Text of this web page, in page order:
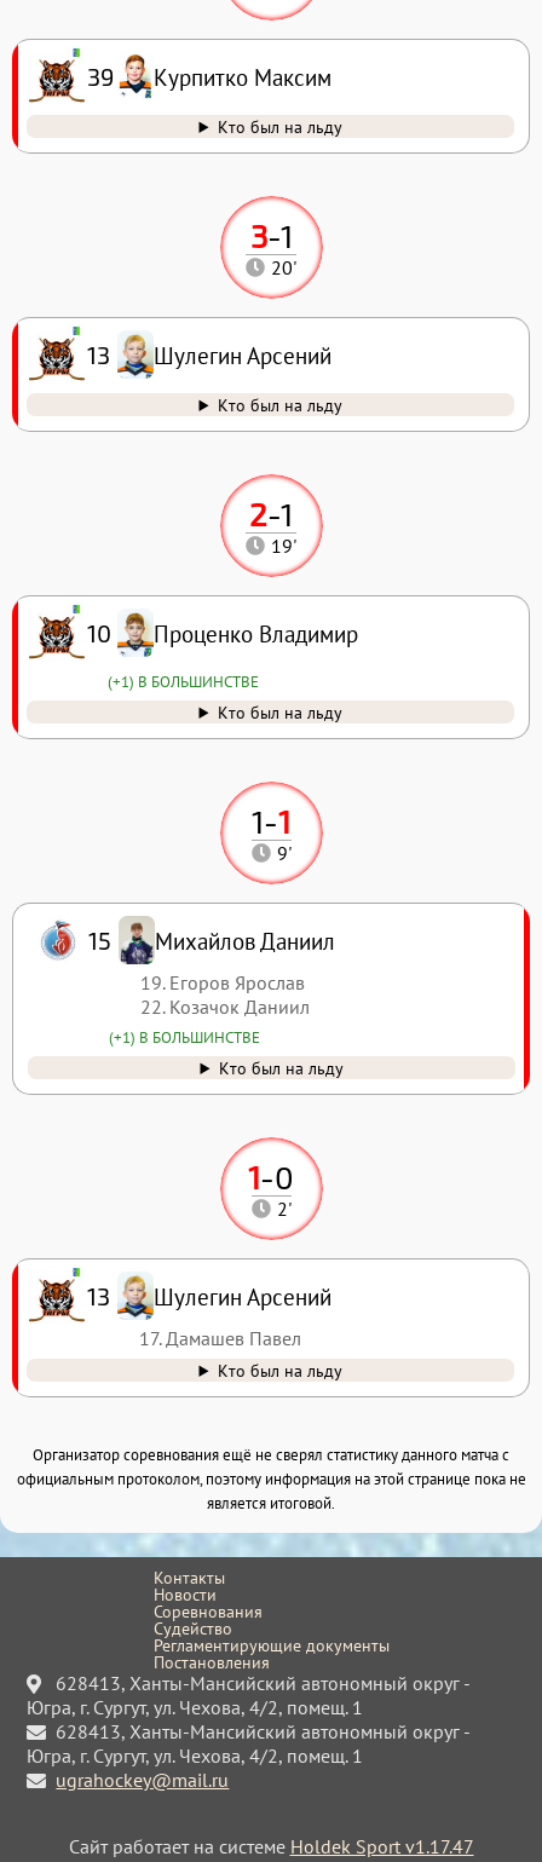
1-0
2'
13 Шулегин Арсений
17. Дамашев Павел
Кто был на льду
1-1
9'
15 Михайлов Даниил
19. Егоров Ярослав
22. Козачок Даниил
(+1) В БОЛЬШИНСТВЕ
Кто был на льду
2-1
19'
10 Проценко Владимир
(+1) В БОЛЬШИНСТВЕ
Кто был на льду
3-1
20'
13 Шулегин Арсений
Кто был на льду
39 Курпитко Максим
Кто был на льду
Организатор соревнования ещё не сверял статистику данного матча с
официальным протоколом, поэтому информация на этой странице пока не
является итоговой.
Контакты
Новости
Соревнования
Судейство
Регламентирующие документы
Постановления
628413, Ханты-Мансийский автономный округ -
Югра, г. Сургут, ул. Чехова, 4/2, помещ. 1
628413, Ханты-Мансийский автономный округ -
Югра, г. Сургут, ул. Чехова, 4/2, помещ. 1
ugrahockey@mail.ru
Сайт работает на системе Holdek Sport v1.17.47